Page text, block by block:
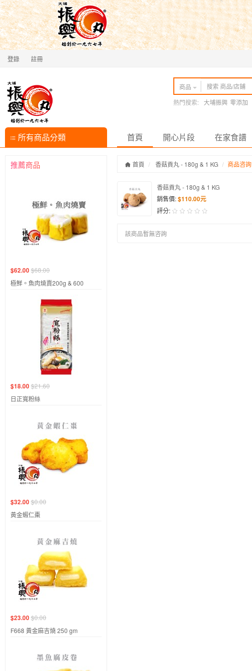
登錄 註冊
商品
熱門搜索: 大埔振興 零添加
所有商品分類 首頁 開心片段 在家食譜
推薦商品
$62.00$68.00
極鮮。魚肉燒賣200g & 600
$18.00$21.60
日正寬粉絲
$32.00$0.00
黃金蝦仁棗
$23.00$0.00
F668 黃金麻吉燒 250 gm
首頁 香菇貢丸 - 180g & 1 KG 商品咨詢
香菇貢丸 - 180g & 1 KG
銷售價:$110.00元
評分:
該商品暫無咨詢